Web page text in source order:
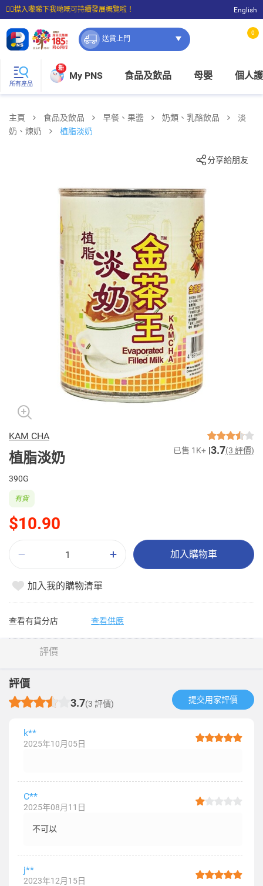
☝🏼㩒入嚟睇下我哋嘅可持續發展概覽啦！
⭐購物滿$399即享免費送貨；滿$100即可免費店取。
English
送貨上門
0
所有產品
新
My PNS 食品及飲品 母嬰 個人
主頁 食品及飲品 早餐、果醬 奶類、乳酪飲品
淡
奶、煉奶
植脂淡奶
分享給朋友
KAM CHA
植脂淡奶 已售 1K+ 3.7(3 評價)
390G
$10.90
有貨
加入購物車
加入我的購物清單
查看有貨分店 查看供應
評價
評價
3.7(3 評價) 提交用家評價​
k**
2025年10月05日
C**
2025年08月11日
不可以
j**
2023年12月15日